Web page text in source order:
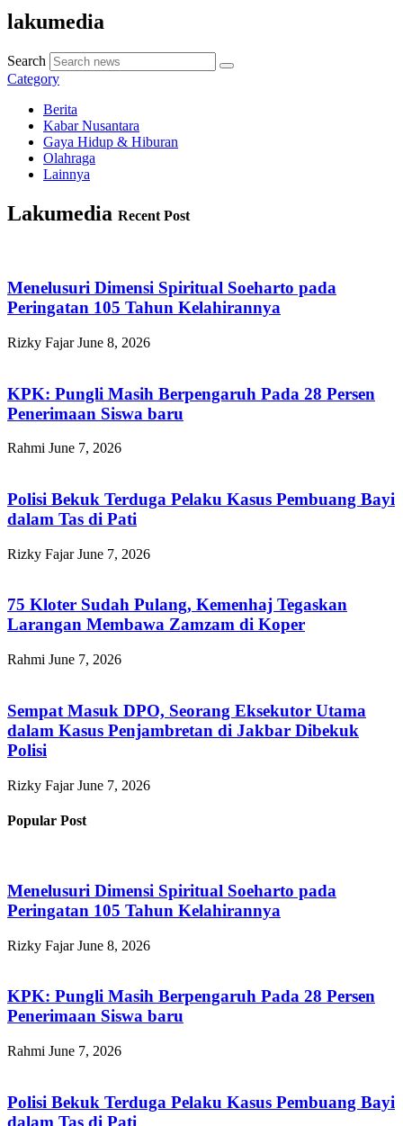
lakumedia
Search
Category
Berita
Kabar Nusantara
Gaya Hidup & Hiburan
Olahraga
Lainnya
Lakumedia Recent Post
Menelusuri Dimensi Spiritual Soeharto pada
Peringatan 105 Tahun Kelahirannya
Rizky FajarJune 8, 2026
KPK: Pungli Masih Berpengaruh Pada 28 Persen
Penerimaan Siswa baru
Rahmi June 7, 2026
Polisi Bekuk Terduga Pelaku Kasus Pembuang Bayi
dalam Tas di Pati
Rizky FajarJune 7, 2026
75 Kloter Sudah Pulang, Kemenhaj Tegaskan
Larangan Membawa Zamzam di Koper
Rahmi June 7, 2026
Sempat Masuk DPO, Seorang Eksekutor Utama
dalam Kasus Penjambretan di Jakbar Dibekuk
Polisi
Rizky FajarJune 7, 2026
Popular Post
Menelusuri Dimensi Spiritual Soeharto pada
Peringatan 105 Tahun Kelahirannya
Rizky FajarJune 8, 2026
KPK: Pungli Masih Berpengaruh Pada 28 Persen
Penerimaan Siswa baru
Rahmi June 7, 2026
Polisi Bekuk Terduga Pelaku Kasus Pembuang Bayi
dalam Tas di Pati